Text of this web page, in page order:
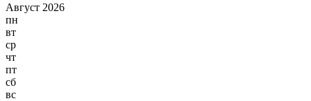
Август 2026
пн
вт
ср
чт
пт
сб
вс